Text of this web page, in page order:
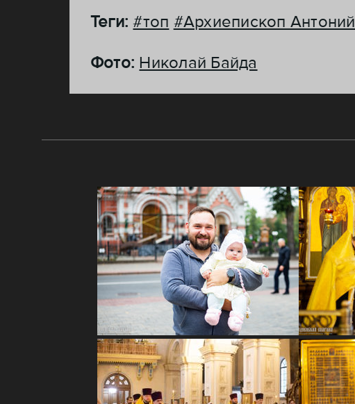
Теги:#топ #Архиепископ Антоний
Фото: Николай Байда